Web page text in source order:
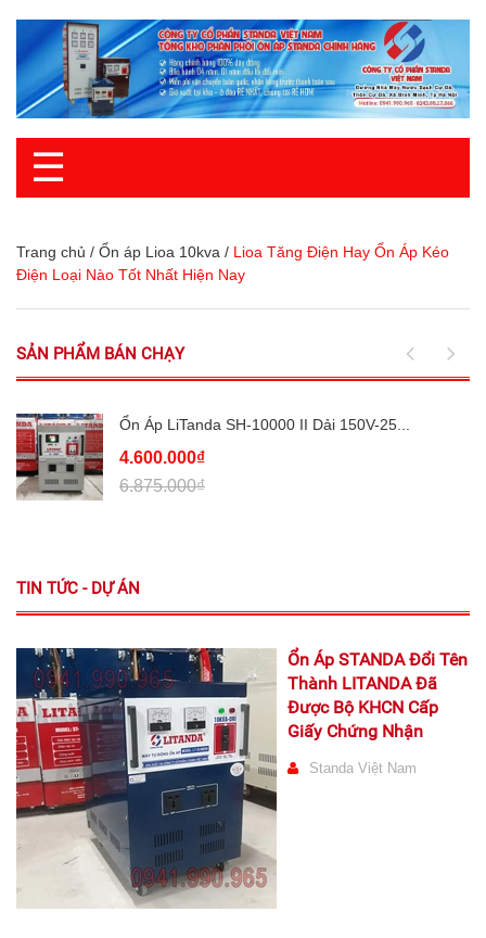
☰
Trang chủ / Ổn áp Lioa 10kva / Lioa Tăng Điện Hay Ổn Áp Kéo
Điện Loại Nào Tốt Nhất Hiện Nay
SẢN PHẨM BÁN CHẠY
Ổn Áp LiTanda SH-10000 II Dải 150V-25...
4.600.000₫
6.875.000₫
TIN TỨC - DỰ ÁN
Ổn Áp STANDA Đổi Tên
Thành LITANDA Đã
Được Bộ KHCN Cấp
Giấy Chứng Nhận
Standa Việt Nam